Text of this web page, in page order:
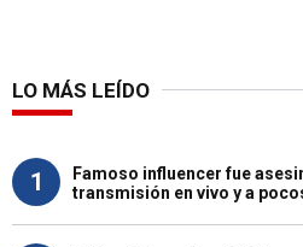
LO MÁS LEÍDO
1
Famoso influencer fue
transmisión en vivo y a